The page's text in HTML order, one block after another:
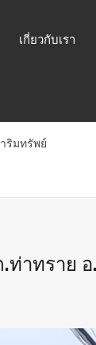
เกี่ยวกับเรา
ริมทรัพย์
าทราย อ